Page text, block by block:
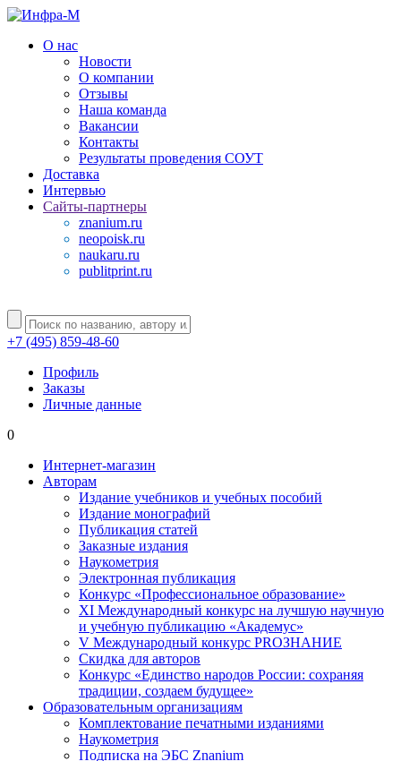
О нас
Новости
О компании
Отзывы
Наша команда
Вакансии
Контакты
Результаты проведения СОУТ
Доставка
Интервью
Сайты-партнеры
znanium.ru
neopoisk.ru
naukaru.ru
publitprint.ru
+7 (495) 859-48-60
Профиль
Заказы
Личные данные
0
Интернет-магазин
Авторам
Издание учебников и учебных пособий
Издание монографий
Публикация статей
Заказные издания
Наукометрия
Электронная публикация
Конкурс «Профессиональное образование»
XI Международный конкурс на лучшую научную
и учебную публикацию «Академус»
V Международный конкурс PROЗНАНИЕ
Скидка для авторов
Конкурс «Единство народов России: сохраняя
традиции, создаем будущее»
Образовательным организациям
Комплектование печатными изданиями
Наукометрия
Подписка на ЭБС Znanium